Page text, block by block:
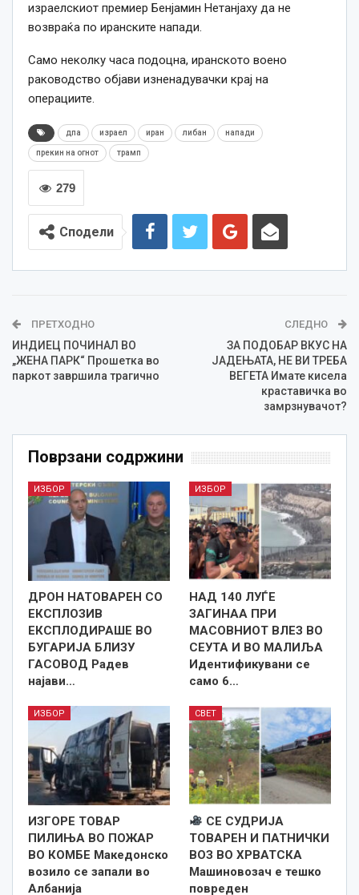
израелскиот премиер Бенјамин Нетанјаху да не
возвраќа по иранските напади.
Само неколку часа подоцна, иранското воено
раководство објави изненадувачки крај на
операциите.
дпа израел иран либан напади
прекин на огнот трамп
279
Сподели
ПРЕТХОДНО
ИНДИЕЦ ПОЧИНАЛ ВО
„ЖЕНА ПАРК“ Прошетка во
паркот завршила трагично
СЛЕДНО
ЗА ПОДОБАР ВКУС НА
ЈАДЕЊАТА, НЕ ВИ ТРЕБА
ВЕГЕТА Имате киселa
краставичкa во
замрзнувачот?
Поврзани содржини
ИЗБОР
ДРОН НАТОВАРЕН СО
ЕКСПЛОЗИВ
ЕКСПЛОДИРАШЕ ВО
БУГАРИЈА БЛИЗУ
ГАСОВОД Радев
најави…
ИЗБОР
НАД 140 ЛУЃЕ
ЗАГИНАА ПРИ
МАСОВНИОТ ВЛЕЗ ВО
СЕУТА И ВО МАЛИЉА
Идентификувани се
само 6…
ИЗБОР
ИЗГОРЕ ТОВАР
ПИЛИЊА ВО ПОЖАР
ВО КОМБЕ Македонско
возило се запали во
Албанија
СВЕТ
СЕ СУДРИЈА
ТОВАРЕН И ПАТНИЧКИ
ВОЗ ВО ХРВАТСКА
Машиновозач е тешко
повреден